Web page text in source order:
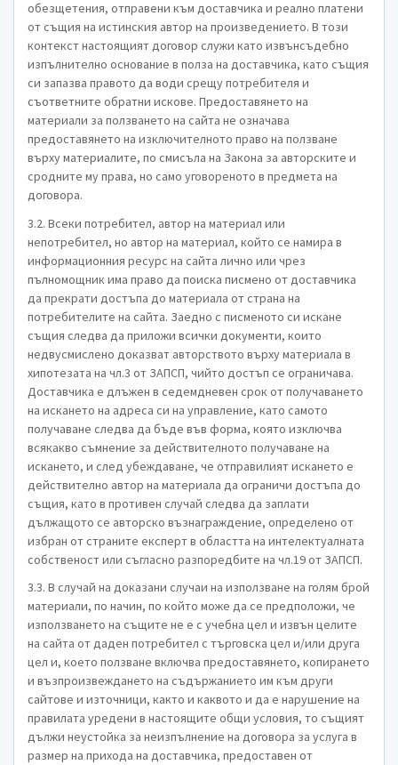
обезщетения, отправени към доставчика и реално платени
от същия на истинския автор на произведението. В този
контекст настоящият договор служи като извънсъдебно
изпълнително основание в полза на доставчика, като същия
си запазва правото да води срещу потребителя и
съответните обратни искове. Предоставянето на
материали за ползването на сайта не означава
предоставянето на изключителното право на ползване
върху материалите, по смисъла на Закона за авторските и
сродните му права, но само уговореното в предмета на
договора.
3.2. Всеки потребител, автор на материал или
непотребител, но автор на материал, който се намира в
информационния ресурс на сайта лично или чрез
пълномощник има право да поиска писмено от доставчика
да прекрати достъпа до материала от страна на
потребителите на сайта. Заедно с писменото си искане
същия следва да приложи всички документи, които
недвусмислено доказват авторството върху материала в
хипотезата на чл.3 от ЗАПСП, чийто достъп се ограничава.
Доставчика е длъжен в седемдневен срок от получаването
на искането на адреса си на управление, като самото
получаване следва да бъде във форма, която изключва
всякакво съмнение за действителното получаване на
искането, и след убеждаване, че отправилият искането е
действително автор на материала да ограничи достъпа до
същия, като в противен случай следва да заплати
дължащото се авторско възнаграждение, определено от
избран от страните експерт в областта на интелектуалната
собственост или съгласно разпоредбите на чл.19 от ЗАПСП.
3.3. В случай на доказани случаи на използване на голям брой
материали, по начин, по който може да се предположи, че
използването на същите не е с учебна цел и извън целите
на сайта от даден потребител с търговска цел и/или друга
цел и, което ползване включва предоставянето, копирането
и възпроизвеждането на съдържанието им към други
сайтове и източници, както и каквото и да е нарушение на
правилата уредени в настоящите общи условия, то същият
дължи неустойка за неизпълнение на договора за услуга в
размер на прихода на доставчика, предоставен от